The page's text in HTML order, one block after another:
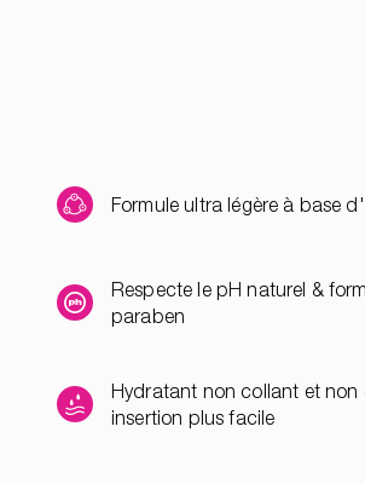
Formule ultra légère à base
Respecte le pH naturel &
paraben
Hydratant non collant et non
insertion plus facile